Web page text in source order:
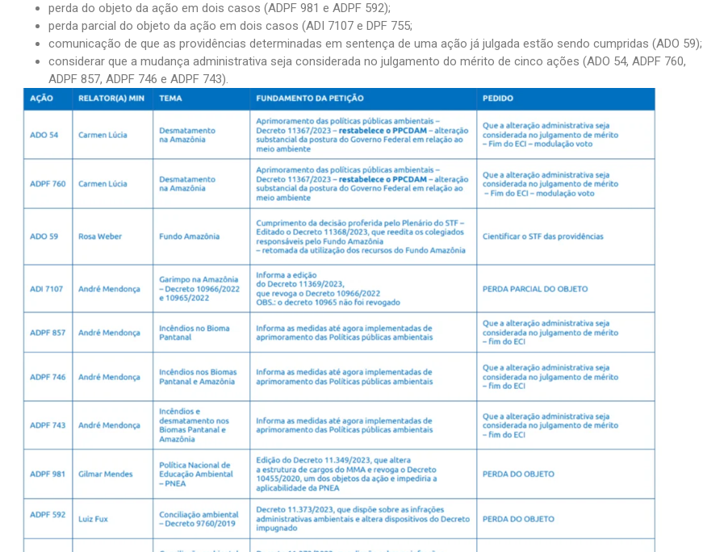
perda do objeto da ação em dois casos (ADPF 981 e ADPF 592);
perda parcial do objeto da ação em dois casos (ADI 7107 e DPF 755;
comunicação de que as providências determinadas em sentença de uma ação já julgada estão sendo cumpridas (ADO 59);
considerar que a mudança administrativa seja considerada no julgamento do mérito de cinco ações (ADO 54, ADPF 760,
ADPF 857, ADPF 746 e ADPF 743).